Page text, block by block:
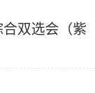
双选会（紫